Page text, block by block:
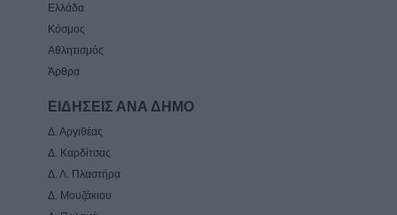
Ελλάδα
Κόσμος
Αθλητισμός
Άρθρα
ΕΙΔΗΣΕΙΣ ΑΝΑ ΔΗΜΟ
Δ. Αργιθέας
Δ. Καρδίτσας
Δ. Λ. Πλαστήρα
Δ. Μουζάκιου